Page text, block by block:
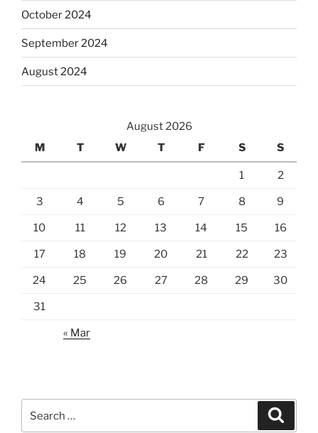
October 2024
September 2024
August 2024
August 2026
M
T W T F S S
1 2
3 4 5 6 7 8 9
10 11 12 13 14 15 16
17 18 19 20 21 22 23
24 25 26 27 28 29 30
31
« Mar
for: